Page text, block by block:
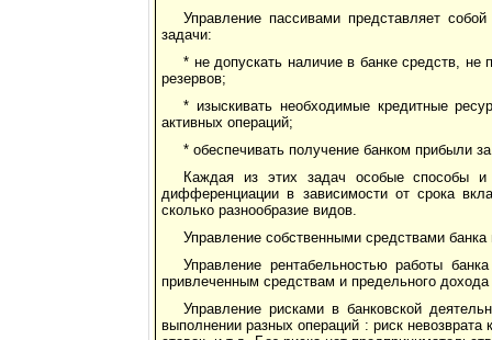
Управление пассивами представляет
задачи:
* не допускать наличие в банке средств,
резервов;
* изыскивать необходимые кредитные
активных операций;
* обеспечивать получение банком прибыли
Каждая из этих задач особые способы
дифференциации в зависимости от срока
сколько разнообразие видов.
Управление собственными средствами
Управление рентабельностью работы
привлеченным средствам и предельного
Управление рисками в банковской
выполнении разных операций : риск невозврата